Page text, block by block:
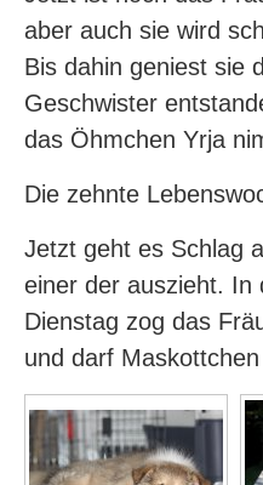
aber auch sie wird
Bis dahin geniest sie
Geschwister
das Öhmchen Yrja
Die zehnte
Jetzt geht es Schlag
einer der auszieht. In
Dienstag zog das
und darf